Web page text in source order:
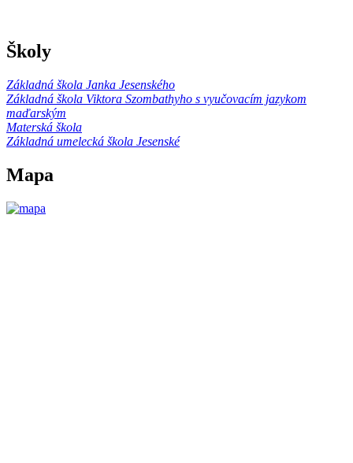
Školy
Základná škola Janka Jesenského
Základná škola Viktora Szombathyho s vyučovacím jazykom
maďarským
Materská škola
Základná umelecká škola Jesenské
Mapa